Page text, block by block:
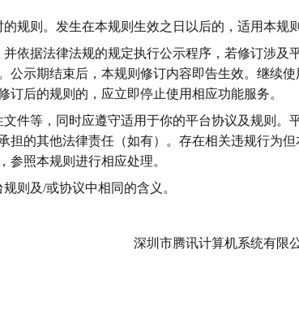
规则。发生在本规则生效之日以后的，适用本规
依据法律法规的规定执行公示程序，若修订涉及
公示期结束后，本规则修订内容即告生效。继续使
后的规则的，应立即停止使用相应功能服务。
件等，同时应遵守适用于你的平台协议及规则。
担的其他法律责任（如有）。存在相关违规行为但
参照本规则进行相应处理。
则及/或协议中相同的含义。
深圳市腾讯计算机系统有限